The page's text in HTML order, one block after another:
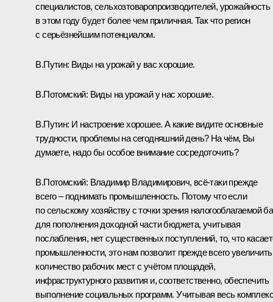
специалистов, сельхозтоваропроизводителей, урожайность
в этом году будет более чем приличная. Так что регион
с серьёзнейшим потенциалом.
В.Путин: Виды на урожай у вас хорошие.
В.Потомский: Виды на урожай у нас хорошие.
В.Путин: И настроение хорошее. А какие видите основные
трудности, проблемы на сегодняшний день? На чём, Вы
думаете, надо бы особое внимание сосредоточить?
В.Потомский: Владимир Владимирович, всё‑таки прежде
всего – поднимать промышленность. Потому что если
по сельскому хозяйству с точки зрения налогооблагаемой
для пополнения доходной части бюджета, учитывая
послабления, нет существенных поступлений, то, что
промышленности, это нам позволит прежде всего увеличить
количество рабочих мест с учётом площадей,
инфраструктурного развития и, соответственно, обеспечить
выполнение социальных программ. Учитывая весь